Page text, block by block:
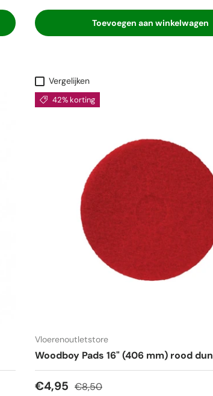
Toevoegen aan winkelwagen
Vergelijken
42% korting
Vloerenoutletstore
Woodboy Pads 16" (406 mm) rood dun
Verkoopprijs
€4,95 Reguliere prijs
€8,50